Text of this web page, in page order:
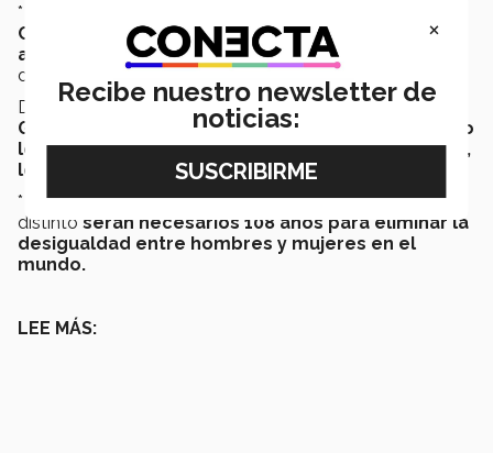
* En primer lugar,
CEO
en el listado,un 36% en comparación a dos
años atrás
, principalmente en empresas mexicanas y
de origen estadounidense.
De acuerdo con elÍndice de Brecha Global de
Género del Foro Económico Mundial (WEF)
México
logró reducir la iniquidad en los últimos 12 meses,
lo que lo llevó del puesto 81 al 50,
* El estudio apunta que para que el panorama sea
distinto serán necesarios 108 años para eliminar la
desigualdad entre hombres y mujeres en el
mundo.
LEE MÁS:
×
Recibe nuestro newsletter de
noticias: